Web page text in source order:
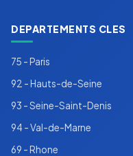
DEPARTEMENTS CLES
75 - Paris
92 - Hauts-de-Seine
93 - Seine-Saint-Denis
94 - Val-de-Marne
69 - Rhone